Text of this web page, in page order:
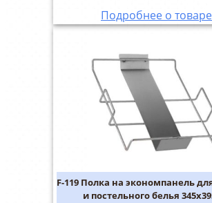
Подробнее о товаре
F-119 Полка на экономпанель
и постельного белья